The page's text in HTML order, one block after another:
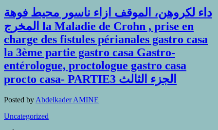
داء لكروهن، الموقف ازاء ناسور محيط فوهة
المخرج la Maladie de Crohn , prise en
charge des fistules périanales gastro casa
la 3ème partie gastro casa Gastro-
entérologue, proctologue gastro casa
procto casa- PARTIE3 الجزء الثالث
Posted by Abdelkader AMINE
Uncategorized